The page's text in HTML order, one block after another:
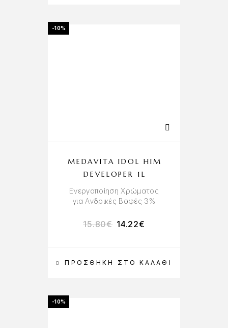
-10%
ΠΡΟΣΘΉΚΗ ΣΤΟ ΚΑΛΆΘΙ
MEDAVITA IDOL HIM
DEVELOPER 1L
Ενεργοποίηση Χρώματος
για Ανδρικές Βαφές 3%
15.80€ 14.22€
-10%